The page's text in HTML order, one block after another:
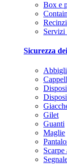
Box e
Servizi
Sicurezza
Gilet
Guanti
Maglie